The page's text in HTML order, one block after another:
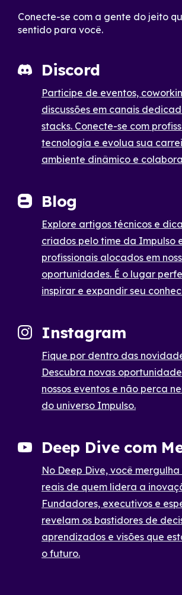
Conecte-se com a gente do jeito
sentido para você.
Discord
Participe de eventos,
discussões em canais
stacks. Conecte-se com
tecnologia e evolua sua
ambiente dinâmico e
Blog
Explore artigos técnicos e
criados pelo time da Impulso
profissionais alocados em
oportunidades. É o lugar
inspirar e expandir seu
Instagram
Fique por dentro das
Descubra novas
nossos eventos e não perca
do universo Impulso.
Deep Dive com
No Deep Dive, você mergulha
reais de quem lidera a
Fundadores, executivos e
revelam os bastidores de
aprendizados e visões que
o futuro.